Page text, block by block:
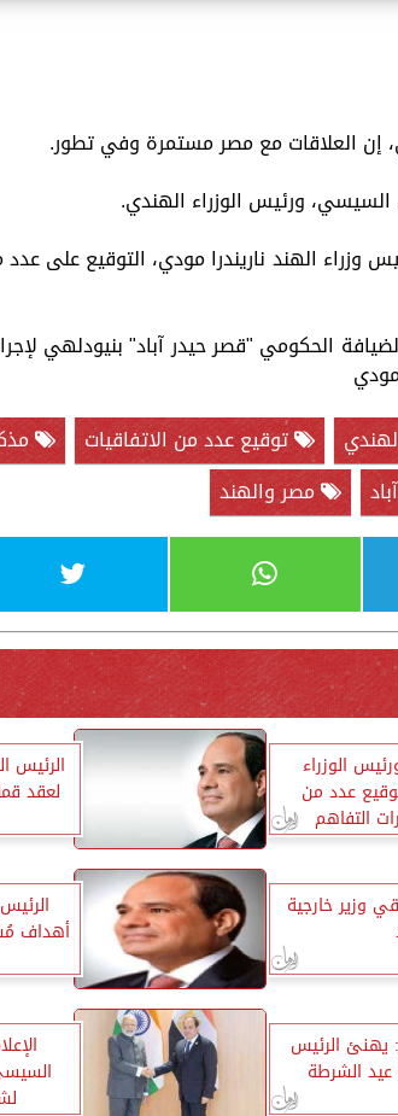
إن العلاقات مع مصر مستمرة وفي تطور.
ورئيس الوزراء الهندي.
الهند ناريندرا مودي، التوقيع على عدد
الحكومي "قصر حيدر آباد" بنيودلهي
توقيع عدد من الاتفاقيات
مصر والهند
الوزراء
عدد من
التفاهم
الرئيس
لعقد
وزير خارجية
أهداف
يهنئ الرئيس
الشرطة